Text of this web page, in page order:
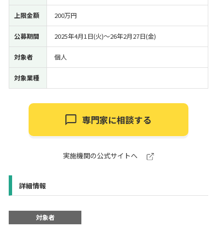
受付中のみ
上限金額 200万円
公募期間 2025年4月1日(火)〜26年2月27日(金)
対象者 個人
対象業種
専門家に相談する
実施機関の公式サイトへ
詳細情報
対象者